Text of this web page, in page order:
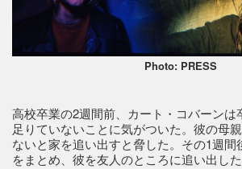
Photo: PRESS
高校卒業の2週間前、カート・コバーンは
足りていないことに気がついた。彼の母
ないと家を追い出すと脅した。その1週間
をまとめ、彼を友人のところに追い出した